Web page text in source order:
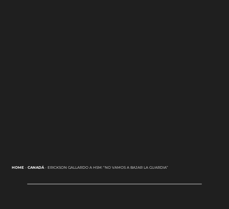
HOME- CANADÁ- ERICKSON GALLARDO A HSM: “NO VAMOS A BAJAR LA GUARDIA”